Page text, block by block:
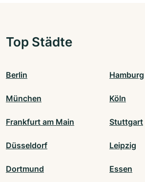
Top Städte
Berlin Hamburg
München Köln
Frankfurt am Main Stuttgart
Düsseldorf Leipzig
Dortmund Essen